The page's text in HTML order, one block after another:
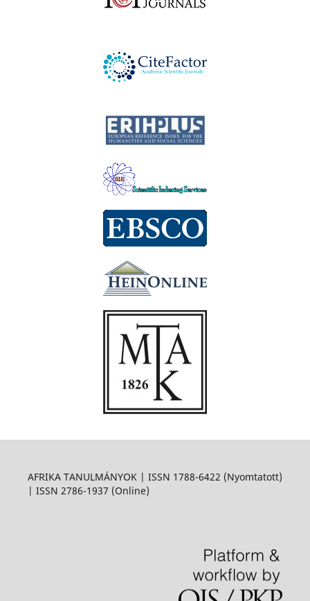
AFRIKA TANULMÁNYOK | ISSN 1788-6422 (Nyomtatott)
| ISSN 2786-1937 (Online)